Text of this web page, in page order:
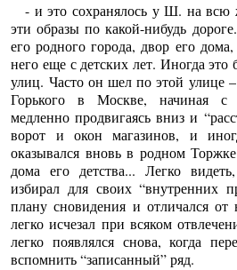
- и это сохранялось у Ш. на всю
эти образы по какой-нибудь
его родного города, двор его
него еще с детских лет. Иногда это
улиц. Часто он шел по этой улице
Горького в Москве, начиная с
медленно продвигаясь вниз и
ворот и окон магазинов, и
оказывался вновь в родном
дома его детства... Легко
избирал для своих “внутренних
плану сновидения и отличался от
легко исчезал при всяком
легко появлялся снова, когда
вспомнить “записанный” ряд.